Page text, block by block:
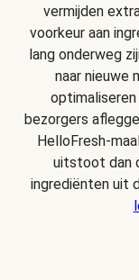
vermijden
voorkeur aan
lang onderweg
naar nieuwe
bezorgers
HelloFresh-
uitstoot dan
ingrediënten uit